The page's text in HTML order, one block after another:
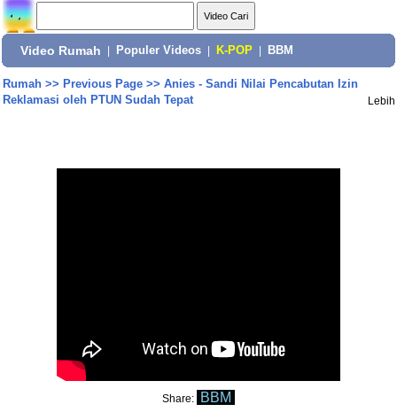
Video Rumah Populer Videos K-POP BBM
Rumah>> Previous Page>> Anies - Sandi Nilai Pencabutan Izin
Reklamasi oleh PTUN Sudah Tepat
Lebih
Share: BBM